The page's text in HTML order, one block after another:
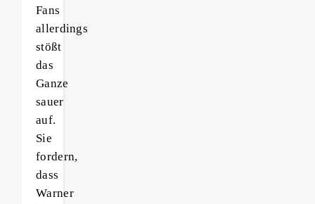
Fans
allerdings
stößt
das
Ganze
sauer
auf.
Sie
fordern,
dass
Warner